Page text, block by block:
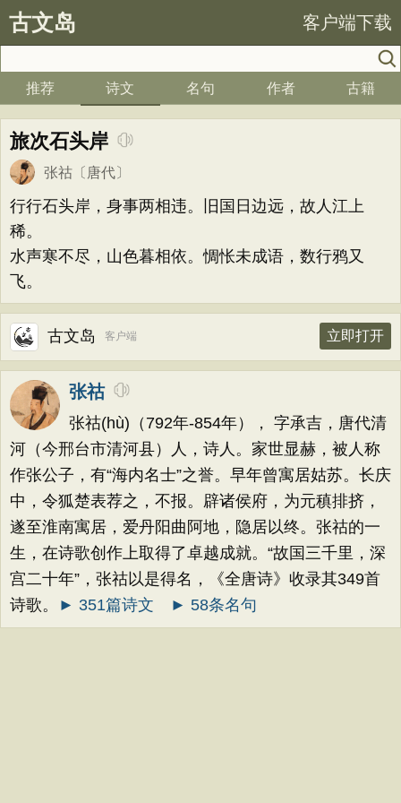
古文岛 客户端下载
推荐 诗文 名句 作者 古籍
旅次石头岸
张祜 〔唐代〕
行行石头岸，身事两相违。旧国日边远，故人江上
稀。
水声寒不尽，山色暮相依。惆怅未成语，数行鸦又
飞。
古文岛 客户端 立即打开
张祜
张祜(hù)（792年-854年）， 字承吉，唐代清
河（今邢台市清河县）人，诗人。家世显赫，被人称
作张公子，有“海内名士”之誉。早年曾寓居姑苏。长庆
中，令狐楚表荐之，不报。辟诸侯府，为元稹排挤，
遂至淮南寓居，爱丹阳曲阿地，隐居以终。张祜的一
生，在诗歌创作上取得了卓越成就。“故国三千里，深
宫二十年”，张祜以是得名，《全唐诗》收录其349首
诗歌。
► 351篇诗文 ► 58条名句